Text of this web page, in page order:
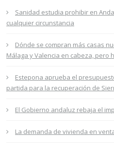
Sanidad estudia prohibir en
cualquier circunstancia
Dónde se compran más casas
Málaga y Valencia en cabeza, pero
Estepona aprueba el
partida para la recuperación de
El Gobierno andaluz rebaja el
La demanda de vivienda en